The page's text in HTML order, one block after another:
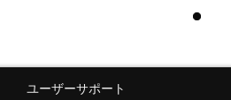
ユーザーサポート